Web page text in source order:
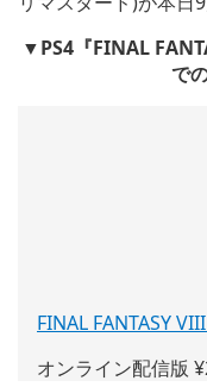
▼PS4『FINAL
で
FINAL FANTASY
オンライン配信版